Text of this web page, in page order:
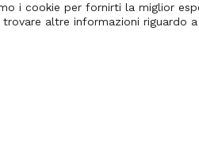
i cookie per fornirti la miglior
trovare altre informazioni riguardo